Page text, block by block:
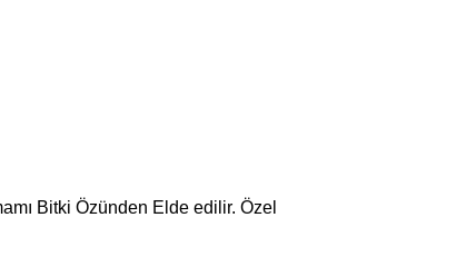
Bitki Özünden Elde edilir. Özel